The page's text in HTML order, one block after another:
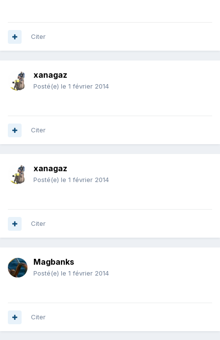
Citer
xanagaz
Posté(e) le 1 février 2014
Citer
xanagaz
Posté(e) le 1 février 2014
Citer
Magbanks
Posté(e) le 1 février 2014
Citer